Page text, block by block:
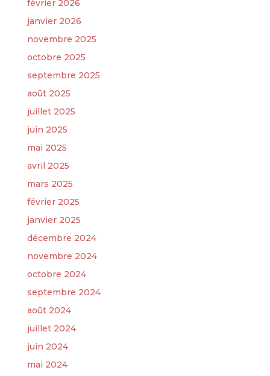
février 2026
janvier 2026
novembre 2025
octobre 2025
septembre 2025
août 2025
juillet 2025
juin 2025
mai 2025
avril 2025
mars 2025
février 2025
janvier 2025
décembre 2024
novembre 2024
octobre 2024
septembre 2024
août 2024
juillet 2024
juin 2024
mai 2024